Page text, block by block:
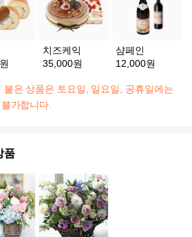
치즈케익
35,000원
샴페인
12,000원
붙은 상품은 토요일, 일요일, 공휴일에는
가합니다.
품